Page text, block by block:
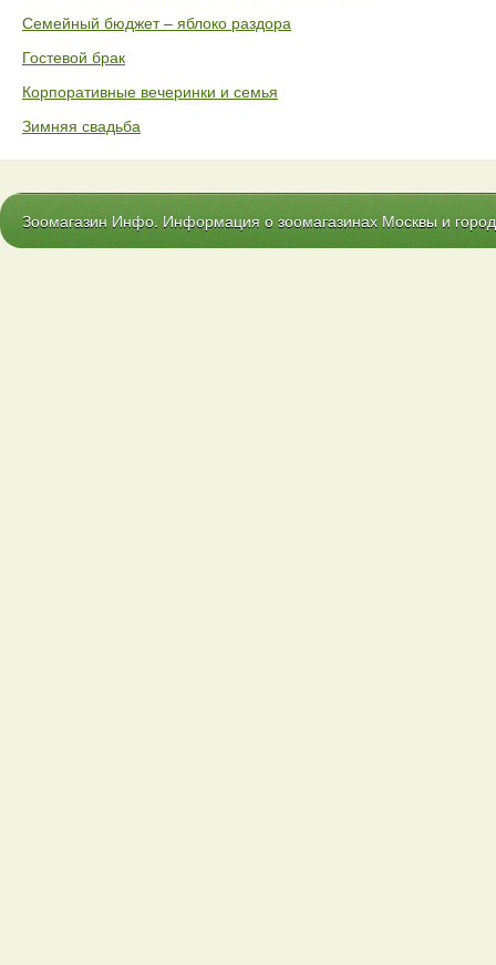
Семейный бюджет – яблоко раздора
Гостевой брак
Корпоративные вечеринки и семья
Зимняя свадьба
Зоомагазин Инфо. Информация о зоомагазинах Москвы и